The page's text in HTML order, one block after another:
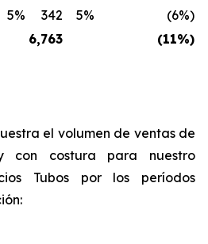
5% 342 5%
(6%)
6,763 (11%)
el volumen de ventas de
con costura para nuestro
Tubos por los períodos